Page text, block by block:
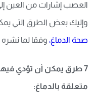
العصب إشارات من العين
وإليك بعض الطرق التي
صحة الدماغ، وفقا لما
7 طرق يمكن أن تؤدي
متعلقة بالدماغ: